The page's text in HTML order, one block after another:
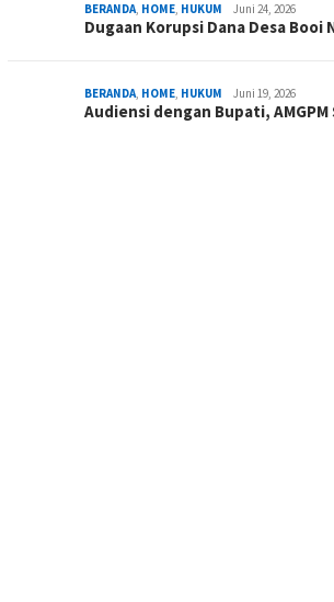
BERANDA, HOME, HUKUM Juni 24, 2026
Dugaan Korupsi Dana Desa Booi
BERANDA, HOME, HUKUM Juni 19, 2026
Audiensi dengan Bupati,